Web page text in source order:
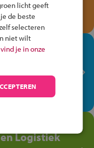
Verkeersspel
fiets!
ben je op je
jouw talent
waar elke dag
Logistiek
licht geeft
de beste
selecteren
niet wilt
je in onze